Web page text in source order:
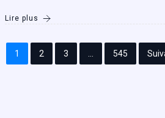
Lire plus
1 2 3 545